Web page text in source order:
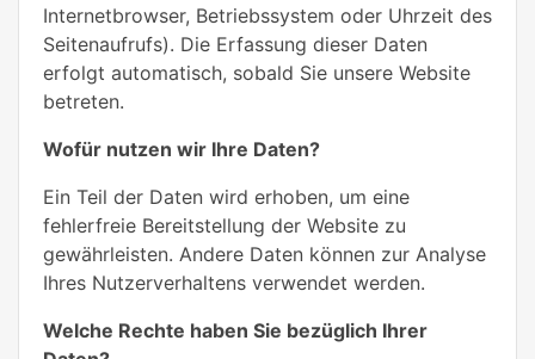
Internetbrowser, Betriebssystem oder Uhrzeit des
Seitenaufrufs). Die Erfassung dieser Daten
erfolgt automatisch, sobald Sie unsere Website
betreten.
Wofür nutzen wir Ihre Daten?
Ein Teil der Daten wird erhoben, um eine
fehlerfreie Bereitstellung der Website zu
gewährleisten. Andere Daten können zur Analyse
Ihres Nutzerverhaltens verwendet werden.
Welche Rechte haben Sie bezüglich Ihrer